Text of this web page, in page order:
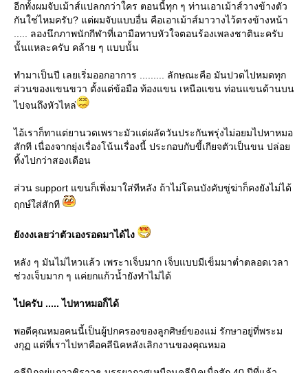
อีกทั้งผมจับเม้าส์แปลกกว่าใคร ตอนนี้ทุก ๆ ท่านเอาเม้าส์วางข้างตัว
กันใช่ไหมครับ? แต่ผมจับแบบอื่น คือเอาเม้าส์มาวางไว้ตรงข้างหน้า
..... ลองนึกภาพนักกีฬาที่เอามือทาบหัวใจตอนร้องเพลงชาตินะครับ
นั้นแหละครับ คล้าย ๆ แบบนั้น
ทำมาเป็นปี เลยเริ่มออกอาการ ......... ลักษณะคือ มันปวดไปหมดทุก
ส่วนของแขนขวา ตั้งแต่ข้อมือ ท้องแขน เหนือแขน ท่อนแขนด้านบน
ไปจนถึงหัวไหล่
ไอ้เราก็ทาแต่ยานวดเพราะมัวแต่ผลัดวันประกันพรุ่งไม่อยมไปหาหมอ
สักที เนื่องจากยุ่งเรื่องโน้นเรื่องนี้ ประกอบกับขี้เกียจตัวเป็นขน ปล่อ
ทิ้งไปกว่าสองเดือน
ส่วน support แขนก็เพิ่งมาใส่ทีหลัง ถ้าไม่โดนบังคับขู่ฆ่าก็คงยังไม่ได้
ฤกษ์ใส่สักที
ังงงเลยว่าตัวเองรอดมาได้ไง
หลัง ๆ มันไม่ไหวแล้ว เพระาเจ็บมาก เจ็บแบบมีเข็มมาต่ำตลอดเวลา
ช่วงเจ็บมาก ๆ แค่ยกแก้วน้ำยังทำไม่ได้
ไปครับ ..... ไปหาหมอก็ได้
พอดีคุณหมอคนนี้เป็นผู้ปกครองของลูกศิษย์ของแม่ รักษาอยู่ที่พระม
งกุฏ แต่ที่เราไปหาคือคลีนิคหลังเลิกงานของคุณหมอ